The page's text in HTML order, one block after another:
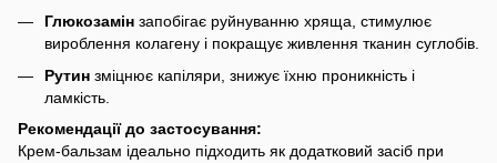
Глюкозамін запобігає руйнуванню хряща, стимулює
вироблення колагену і покращує живлення тканин суглобів.
Рутин зміцнює капіляри, знижує їхню проникність і
ламкість.
Рекомендації до застосування:
Крем-бальзам ідеально підходить як додатковий засіб при